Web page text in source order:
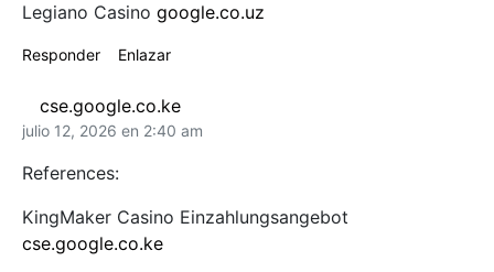
Legiano Casino google.co.uz
Responder Enlazar
cse.google.co.ke
julio 12, 2026 en 2:40 am
References:
KingMaker Casino Einzahlungsangebot
cse.google.co.ke